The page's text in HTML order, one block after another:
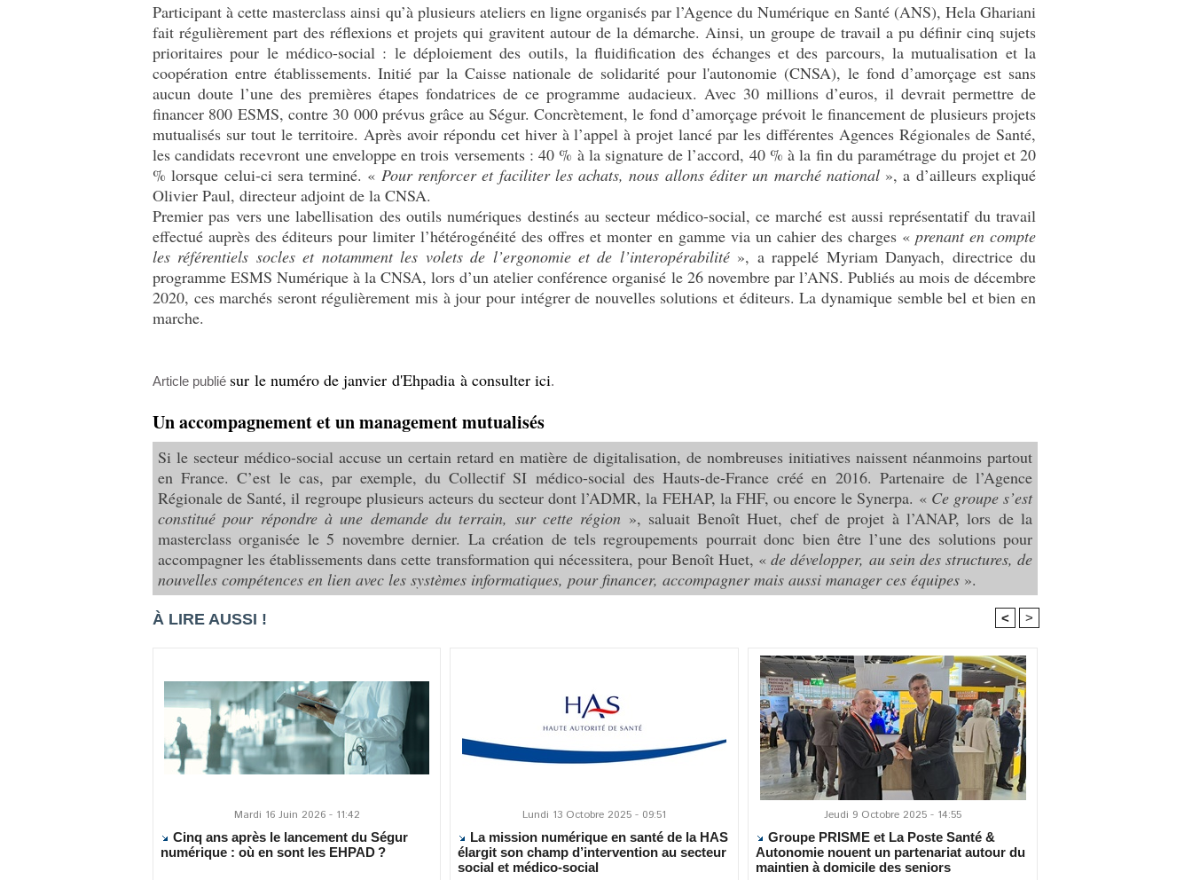
Participant à cette masterclass ainsi qu’à plusieurs ateliers en ligne organisés par l’Agence du Numérique en Santé (ANS), Hela Ghariani
fait régulièrement part des réflexions et projets qui gravitent autour de la démarche. Ainsi, un groupe de travail a pu définir cinq sujets
prioritaires pour le médico-social : le déploiement des outils, la fluidification des échanges et des parcours, la mutualisation et la
coopération entre établissements. Initié par la Caisse nationale de solidarité pour l'autonomie (CNSA), le fond d’amorçage est sans
aucun doute l’une des premières étapes fondatrices de ce programme audacieux. Avec 30 millions d’euros, il devrait permettre de
financer 800 ESMS, contre 30 000 prévus grâce au Ségur. Concrètement, le fond d’amorçage prévoit le financement de plusieurs projets
mutualisés sur tout le territoire. Après avoir répondu cet hiver à l’appel à projet lancé par les différentes Agences Régionales de Santé,
les candidats recevront une enveloppe en trois versements : 40 % à la signature de l’accord, 40 % à la fin du paramétrage du projet et 20
% lorsque celui-ci sera terminé. « Pour renforcer et faciliter les achats, nous allons éditer un marché national», a d’ailleurs expliqué
Olivier Paul, directeur adjoint de la CNSA.
Premier pas vers une labellisation des outils numériques destinés au secteur médico-social, ce marché est aussi représentatif du travail
effectué auprès des éditeurs pour limiter l’hétérogénéité des offres et monter en gamme via un cahier des charges « prenant en compte
les référentiels socles et notamment les volets de l’ergonomie et de l’interopérabilité», a rappelé Myriam Danyach, directrice du
programme ESMS Numérique à la CNSA, lors d’un atelier conférence organisé le 26 novembre par l’ANS. Publiés au mois de décembre
2020, ces marchés seront régulièrement mis à jour pour intégrer de nouvelles solutions et éditeurs. La dynamique semble bel et bien en
marche.
Article publié sur le numéro de janvier d'Ehpadia à consulter ici.
​Un accompagnement et un management mutualisés
Si le secteur médico-social accuse un certain retard en matière de digitalisation, de nombreuses initiatives naissent néanmoins partout
en France. C’est le cas, par exemple, du Collectif SI médico-social des Hauts-de-France créé en 2016. Partenaire de l’Agence
Régionale de Santé, il regroupe plusieurs acteurs du secteur dont l’ADMR, la FEHAP, la FHF, ou encore le Synerpa. « Ce groupe s’est
constitué pour répondre à une demande du terrain, sur cette région », saluait Benoît Huet, chef de projet à l’ANAP, lors de la
masterclass organisée le 5 novembre dernier. La création de tels regroupements pourrait donc bien être l’une des solutions pour
accompagner les établissements dans cette transformation qui nécessitera, pour Benoît Huet, «de développer, au sein des structures, de
nouvelles compétences en lien avec les systèmes informatiques, pour financer, accompagner mais aussi manager ces équipes ».
À LIRE AUSSI ! < >
Mardi 16 Juin 2026 - 11:42
Cinq ans après le lancement du Ségur
numérique : où en sont les EHPAD ?
Lundi 13 Octobre 2025 - 09:51
La mission numérique en santé de la HAS
élargit son champ d’intervention au secteur
social et médico-social
Jeudi 9 Octobre 2025 - 14:55
Groupe PRISME et La Poste Santé &
Autonomie nouent un partenariat autour du
maintien à domicile des seniors